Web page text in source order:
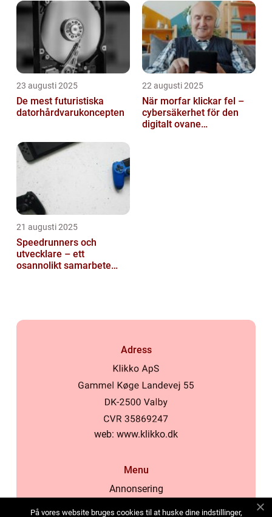
23 augusti 2025
De mest futuristiska
datorhårdvarukoncepten
22 augusti 2025
När morfar klickar fel –
cybersäkerhet för den
digitalt ovane
21 augusti 2025
Speedrunners och
utvecklare – ett
osannolikt samarbete
Adress
web: www.klikko.dk
Menu
Annonsering
På vores website bruges cookies til at huske dine indstillinger,